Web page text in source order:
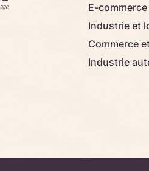
E-commerce
Industrie et
Commerce
Industrie